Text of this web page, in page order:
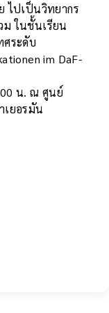
ไปเป็นวิทยากร
ม ในชั้นเรียน
ศระดับ
im DaF-
น. ณ ศูนย์
เยอรมัน